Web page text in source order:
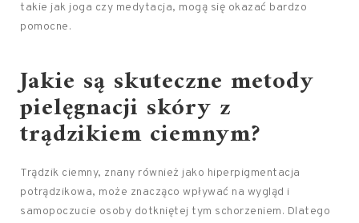
takie jak joga czy medytacja, mogą się okazać bardzo
pomocne.
Jakie są skuteczne metody
pielęgnacji skóry z
trądzikiem ciemnym?
Trądzik ciemny, znany również jako hiperpigmentacja
potrądzikowa, może znacząco wpływać na wygląd i
samopoczucie osoby dotkniętej tym schorzeniem. Dlatego